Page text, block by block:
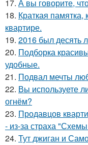
17. А вы говорите,
18. Краткая памятка,
квартире.
19. 2016 был десять
20. Подборка
удобные.
21. Подвал мечты
22. Вы используете
огнём?
23. Продавцов
- из-за страха
24. Тут джиган и